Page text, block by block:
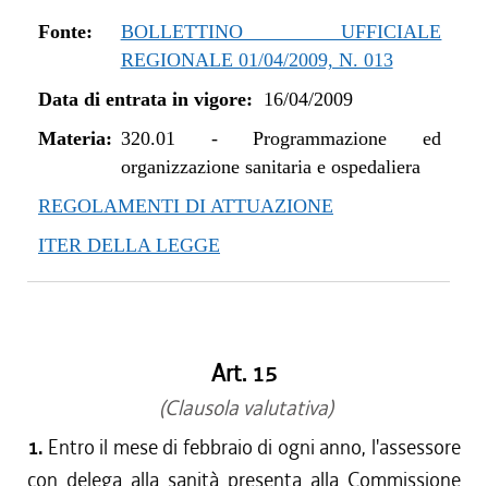
Fonte:
BOLLETTINO UFFICIALE
REGIONALE 01/04/2009, N. 013
Data di entrata in vigore: 16/04/2009
Materia: 320.01 -Programmazione ed
organizzazione sanitaria e ospedaliera
REGOLAMENTI DI ATTUAZIONE
ITER DELLA LEGGE
Art. 15
(Clausola valutativa)
1. Entro il mese di febbraio di ogni anno, l'assessore
con delega alla sanità presenta alla Commissione